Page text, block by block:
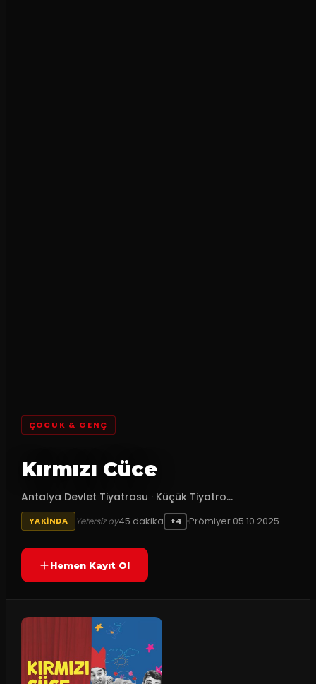
ÇOCUK & GENÇ
Kırmızı Cüce
Antalya Devlet Tiyatrosu · Küçük Tiyatro...
YAKINDA Yetersiz oy45 dakika +4 Prömiyer 05.10.2025
Hemen Kayıt Ol